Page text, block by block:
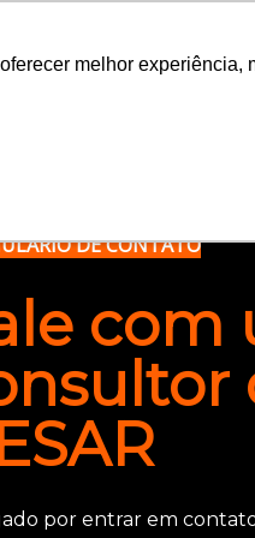
melhor
melhor
DE CONTATO
com
por entrar em